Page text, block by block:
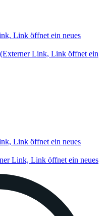
Link öffnet ein neues
(Externer Link, Link öffnet ein
Link öffnet ein neues
Link, Link öffnet ein neues